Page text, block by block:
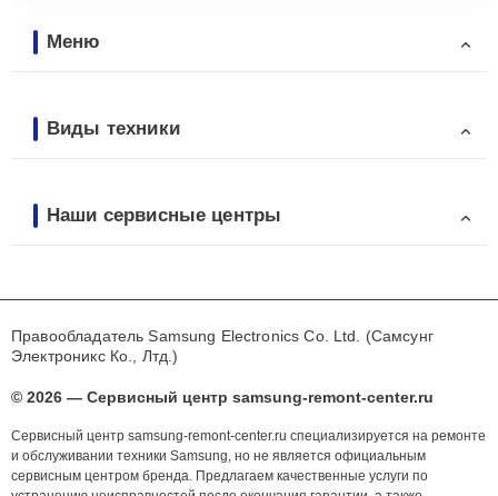
Меню
Виды техники
Наши сервисные центры
Правообладатель Samsung Electronics Co. Ltd. (Самсунг
Электроникс Ко., Лтд.)
© 2026 — Сервисный центр samsung-remont-center.ru
Сервисный центр samsung-remont-center.ru специализируется на ремонте
и обслуживании техники Samsung, но не является официальным
сервисным центром бренда. Предлагаем качественные услуги по